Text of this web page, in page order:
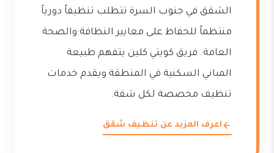
الشقق في جنوب السرة تتطلب تنظيفاً دورياً
منتظماً للحفاظ على معايير النظافة والصحة
العامة. فريق كويتي كلين يتفهم طبيعة
المباني السكنية في المنطقة ويقدم خدمات
تنظيف مخصصة لكل شقة.
اعرف المزيد عن تنظيف شقق